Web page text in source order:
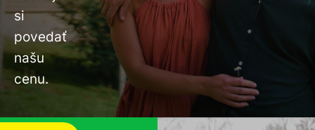
si
povedať
našu
cenu.